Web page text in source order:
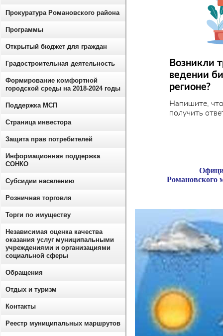
Возникли
ведении
регионе?
Напишите,
получить
Романовского
Прокуратура Романовского района
Программы
Открытый бюджет для граждан
Градостроительная деятельность
Формирование комфортной
городской среды на 2018-2024 годы
Поддержка МСП
Страница инвестора
Защита прав потребителей
Информационная поддержка
СОНКО
Субсидии населению
Розничная торговля
Торги по имуществу
Независимая оценка качества
оказания услуг муниципальными
учреждениями и организациями
социальной сферы
Обращения
Отдых и туризм
Контакты
Реестр муниципальных маршрутов